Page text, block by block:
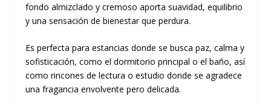
fondo almizclado y cremoso aporta suavidad, equilibrio
y una sensación de bienestar que perdura.
Es perfecta para estancias donde se busca paz, calma y
sofisticación, como el dormitorio principal o el baño, así
como rincones de lectura o estudio donde se agradece
una fragancia envolvente pero delicada.